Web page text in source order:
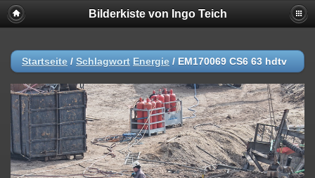
Bilderkiste von Ingo Teich
Startseite / Schlagwort Energie / EM170069 CS6 63 hdtv